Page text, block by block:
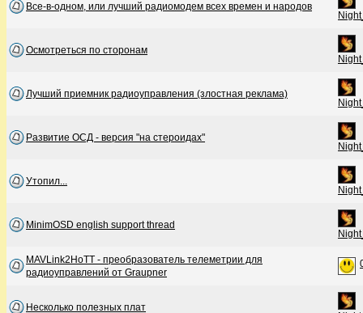
Все-в-одном, или лучший радиомодем всех времен и народов
Осмотреться по сторонам
Лучший приемник радиоуправления (злостная реклама)
Развитие ОСД - версия "на стероидах"
Утопил...
MinimOSD english support thread
MAVLink2HoTT - преобразователь телеметрии для
радиоуправлений от Graupner
Несколько полезных плат